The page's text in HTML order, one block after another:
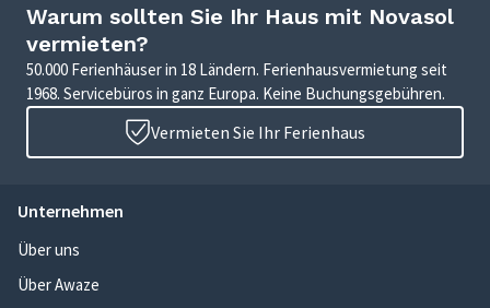
Warum sollten Sie Ihr Haus mit Novasol
vermieten?
50.000 Ferienhäuser in 18 Ländern. Ferienhausvermietung seit
1968. Servicebüros in ganz Europa. Keine Buchungsgebühren.
Vermieten Sie Ihr Ferienhaus
Unternehmen
Über uns
Über Awaze